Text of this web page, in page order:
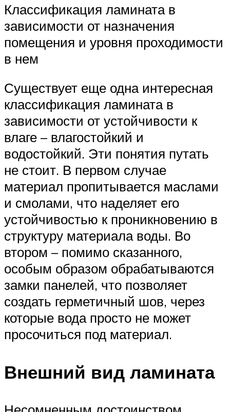
Классификация ламината в
зависимости от назначения
помещения и уровня проходимости
в нем
Существует еще одна интересная
классификация ламината в
зависимости от устойчивости к
влаге – влагостойкий и
водостойкий. Эти понятия путать
не стоит. В первом случае
материал пропитывается маслами
и смолами, что наделяет его
устойчивостью к проникновению в
структуру материала воды. Во
втором – помимо сказанного,
особым образом обрабатываются
замки панелей, что позволяет
создать герметичный шов, через
которые вода просто не может
просочиться под материал.
Внешний вид ламината